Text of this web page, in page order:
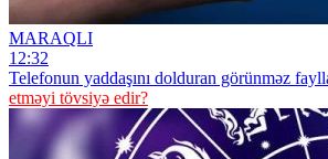
MARAQLI
12:32
Telefonun yaddaşını dolduran görünməz
etməyi tövsiyə edir?